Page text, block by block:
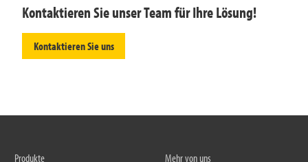
Kontaktieren Sie unser Team für Ihre Lösung!
Kontaktieren Sie uns
Produkte
Mehr von uns